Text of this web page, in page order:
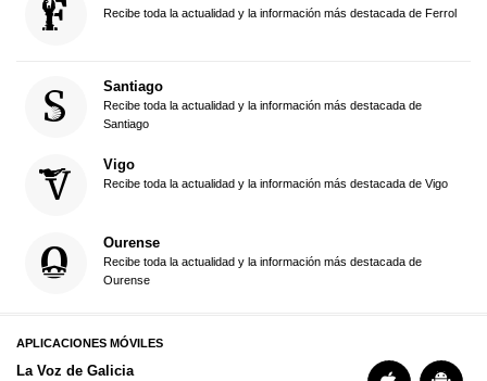
Recibe toda la actualidad y la información más destacada de Ferrol
Santiago
Recibe toda la actualidad y la información más destacada de
Santiago
Vigo
Recibe toda la actualidad y la información más destacada de Vigo
Ourense
Recibe toda la actualidad y la información más destacada de
Ourense
APLICACIONES MÓVILES
La Voz de Galicia